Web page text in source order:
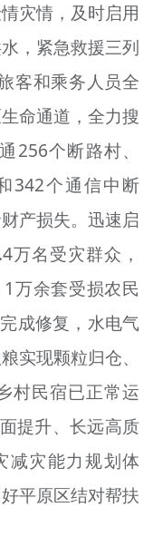
灾情，及时启用
，紧急救援三列
客和乘务人员全
命通道，全力搜
256个断路村、
342个通信中断
产损失。迅速启
万名受灾群众，
万余套受损农民
成修复，水电气
实现颗粒归仓、
村民宿已正常运
提升、长远高质
减灾能力规划体
平原区结对帮扶